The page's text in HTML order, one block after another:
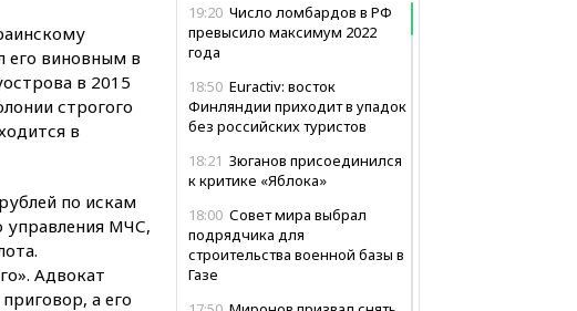
19:20 Число ломбардов в РФ
превысило максимум 2022
года
18:50 Euractiv: восток
Финляндии приходит в упадок
без российских туристов
18:21 Зюганов присоединился
к критике «Яблока»
18:00 Совет мира выбрал
подрядчика для
строительства военной базы в
Газе
его виновным в
в 2015
строгого
в
по искам
управления МЧС,
Адвокат
а его